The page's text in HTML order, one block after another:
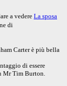
a vedere La sposa
di
Carter è più bella
di essere
Mr Tim Burton.